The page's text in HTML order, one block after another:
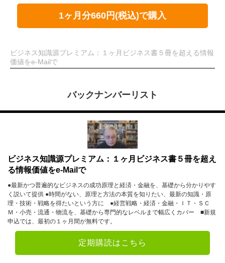
1ヶ月分660円(税込)で購入
ビジネス知識源プレミアム：１ヶ月ビジネス書５冊を超える情報
価値をe-Mailで
バックナンバーリスト
ビジネス知識源プレミアム：１ヶ月ビジネス書５冊を超え
る情報価値をe-Mailで
●最新かつ普遍的なビジネスの成功原理と経済・金融を、基礎から分かりやす
く説いて提供 ●時間がない、原理と方法の本質を知りたい、最新の知識・原
理・技術・戦略を得たいという方に ●経営戦略・経済・金融・ＩＴ・ＳＣ
Ｍ・小売・流通・物流を、基礎から専門的なレベルまで幅広くカバー ■新規
申込では、最初の１ヶ月間が無料です。
定期購読はこちら